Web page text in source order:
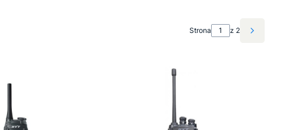
Strona z 2 Następne